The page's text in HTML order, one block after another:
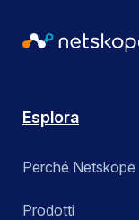
Esplora
Perché Netskope
Prodotti